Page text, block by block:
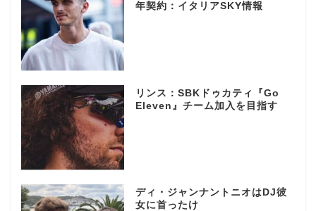
年契約：イタリアSKY情報
リンス：SBKドゥカティ『Go
Eleven』チーム加入を目指す
ディ・ジャンナントニオはDJ彼
女に首ったけ